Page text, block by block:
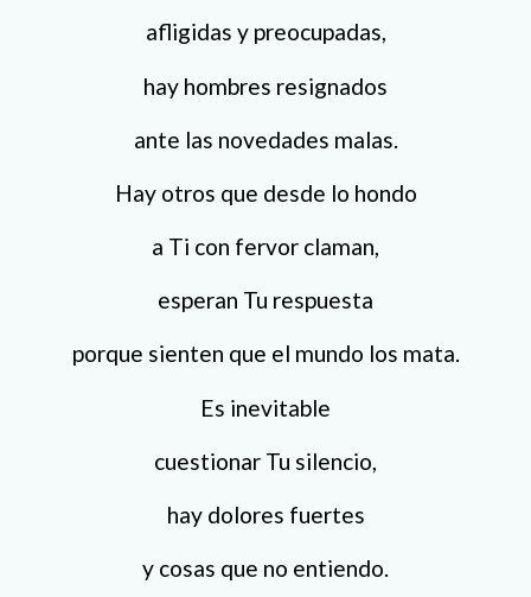
afligidas y preocupadas,
hay hombres resignados
ante las novedades malas.
Hay otros que desde lo hondo
a Ti con fervor claman,
esperan Tu respuesta
porque sienten que el mundo los mata.
Es inevitable
cuestionar Tu silencio,
hay dolores fuertes
y cosas que no entiendo.